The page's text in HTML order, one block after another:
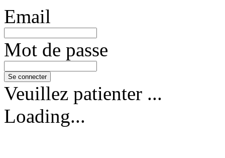
Email
Mot de passe
Se connecter
Veuillez patienter ...
Loading...